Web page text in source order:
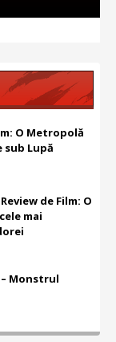
O Metropolă
sub Lupă
de Film: O
mai
– Monstrul